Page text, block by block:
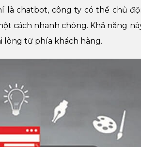
là chatbot, công ty có thể chủ
cách nhanh chóng. Khả năng
lòng từ phía khách hàng.